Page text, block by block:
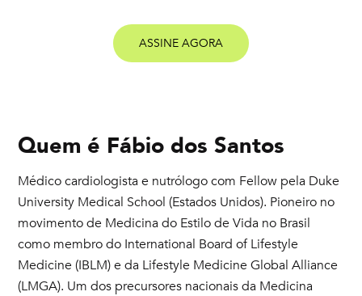
ASSINE AGORA
Quem é Fábio dos Santos
Médico cardiologista e nutrólogo com Fellow pela Duke
University Medical School (Estados Unidos). Pioneiro no
movimento de Medicina do Estilo de Vida no Brasil
como membro do International Board of Lifestyle
Medicine (IBLM) e da Lifestyle Medicine Global Alliance
(LMGA). Um dos precursores nacionais da Medicina